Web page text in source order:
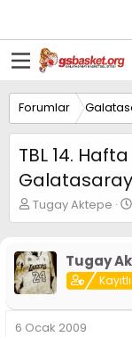
Forumlar
TBL 14.
K
o
u
y
u
B
a
ş
Tugay Aktepe
Tugay
6 Ocak 2009